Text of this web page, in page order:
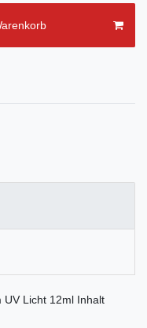
UV Licht 12ml Inhalt